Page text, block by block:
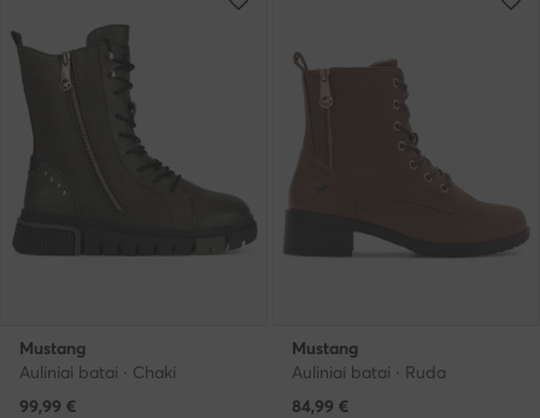
Mustang
Auliniai batai · Chaki
99,99 €
Mustang
Auliniai batai · Ruda
84,99 €